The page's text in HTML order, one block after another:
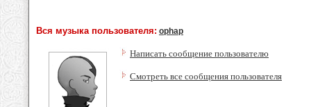
Вся музыка пользователя: ophap
Написать сообщение пользователю
Смотреть все сообщения пользователя